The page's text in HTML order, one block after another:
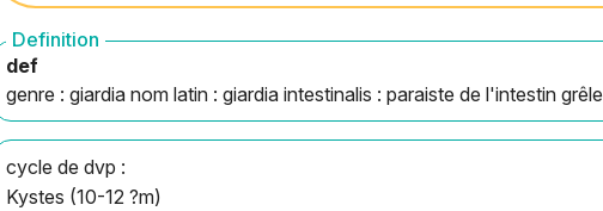
Definition
def
genre : giardia nom latin : giardia intestinalis : paraiste de l'intestin grêle
cycle de dvp :
Kystes (10-12 ?m)